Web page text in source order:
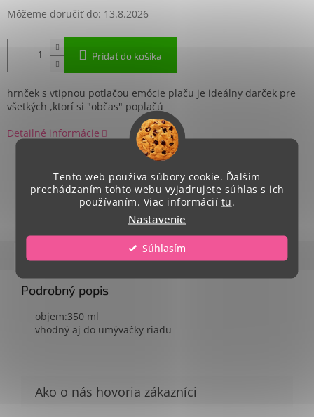
Tento web používa súbory cookie. Ďalším
prechádzaním tohto webu vyjadrujete súhlas s ich
používaním. Viac informácií tu.
Nastavenie
Súhlasím
Môžeme doručiť do: 13.8.2026
Pridať do košíka
hrnček s vtipnou potlačou emócie plaču je ideálny darček pre
všetkých ,ktorí si "občas" poplačú
Detailné informácie
OPÝTAŤ SA ZDIEĽAŤ
Popis Diskusia
Podrobný popis
objem:350 ml
vhodný aj do umývačky riadu